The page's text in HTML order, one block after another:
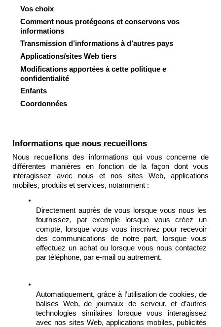
Vos choix
Comment nous protégeons et conservons vos
informations
Transmission d’informations à d’autres pays
Applications/sites Web tiers
Modifications apportées à cette politique e
confidentialité
Enfants
Coordonnées
Informations que nous recueillons
Nous recueillons des informations qui vous concerne de
différentes manières en fonction de la façon dont vous
interagissez avec nous et nos sites Web, applications
mobiles, produits et services, notamment :
Directement auprès de vous lorsque vous nous les
fournissez, par exemple lorsque vous créez un
compte, lorsque vous vous inscrivez pour recevoir
des communications de notre part, lorsque vous
effectuez un achat ou lorsque vous nous contactez
par téléphone, par e-mail ou autrement.
Automatiquement, grâce à l’utilisation de cookies, de
balises Web, de journaux de serveur, et d’autres
technologies similaires lorsque vous interagissez
avec nos sites Web, applications mobiles, publicités